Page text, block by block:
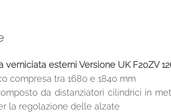
verniciata esterni Versione UK F20ZV
compresa tra 1680 e 1840 mm
da distanziatori cilindrici in
la regolazione delle alzate